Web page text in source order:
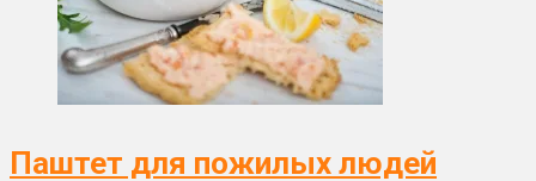
Паштет для пожилых людей